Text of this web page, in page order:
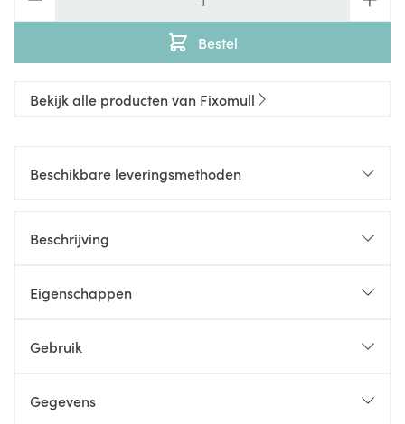
Bestel
Bekijk alle producten van Fixomull
Beschikbare leveringsmethoden
Beschrijving
Eigenschappen
Gebruik
Gegevens